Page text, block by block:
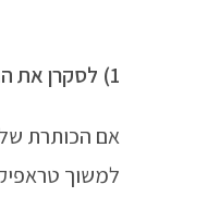
1) לסקרן את הגולש
אם הכותרת
למשוך